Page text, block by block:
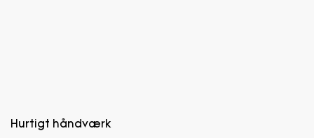
Hurtigt håndværk